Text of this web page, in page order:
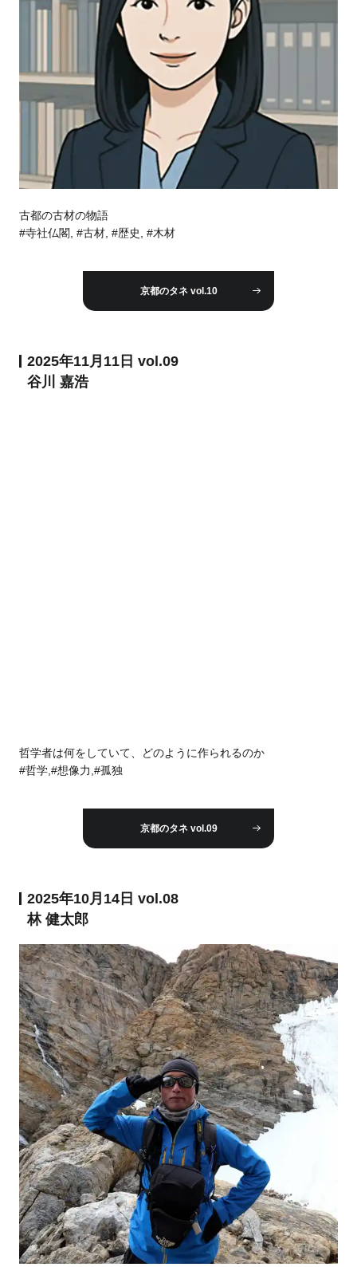
古都の古材の物語
#寺社仏閣, #古材, #歴史, #木材
京都のタネ vol.10
2025年11月11日 vol.09
谷川 嘉浩
哲学者は何をしていて、どのように作られるのか
#哲学,#想像力,#孤独
京都のタネ vol.09
2025年10月14日 vol.08
林 健太郎